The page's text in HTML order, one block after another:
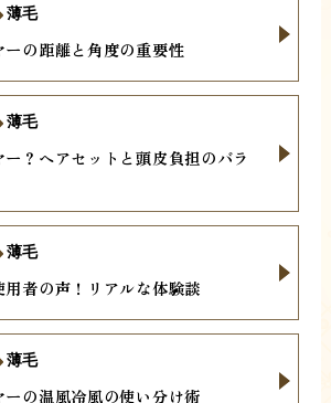
の距離と角度の重要性
薄毛
？ヘアセットと頭皮負担のバラ
薄毛
者の声！リアルな体験談
薄毛
の温風冷風の使い分け術
薄毛